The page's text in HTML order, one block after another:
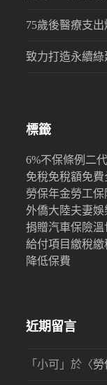
75歲後醫療支
致力打造永續
標籤
6%不保條例 二
免稅免稅額免費
勞保年金勞工保
外僑大陸夫妻娛
捐贈汽車保險溫
給付項目繳稅繳
降低保費
近期留言
「小可 」於〈勞